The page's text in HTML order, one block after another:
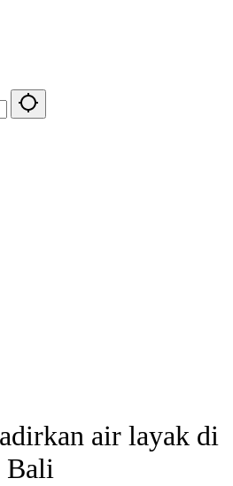
air layak di
Bali